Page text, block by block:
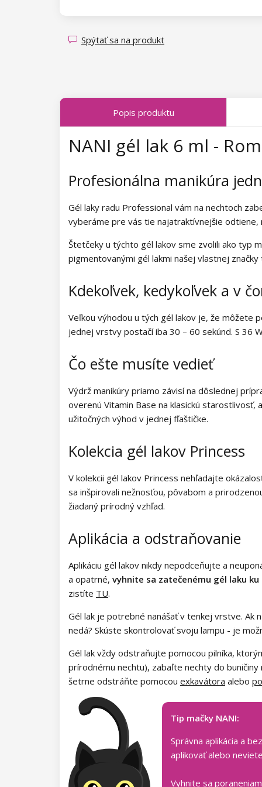
Kolekcia Pearl Glaze
Kolekcia Shiny Star
Kolekcia Wild West
Kolekcia Summer Daze
Kolekcia Barbie Girl
Kolekcia Easter Egg
Kolekcia Lovely Kiss
Kolekcia Old Passion
Kolekcia Rainbow Tones
Kolekcia Beach Party
Kolekcia Pure Elegance
Kolekcia Pastel Candy
Kolekcia New York City
Kolekcia Romantic Sunset
Kolekcia Ocean Drive
Kolekcia Pure Beauty
Kolekcia Cupcake
Kolekcia Time to Warm Up
Kolekcia Let It Snow!
Kolekcia Heartbeat
Spýtať sa na produkt
Popis produktu
NANI gél lak 6 ml -
Profesionálna manikúra
Gél laky radu Professional vám na nechtoch
vyberáme pre vás tie najatraktívnejšie odtiene,
Štetčeky u týchto gél lakov sme zvolili ako typ
pigmentovanými gél lakmi našej vlastnej
Kdekoľvek, kedykoľvek a v
Veľkou výhodou u tých gél lakov je, že môžete
jednej vrstvy postačí iba 30 – 60 sekúnd. S 36
Čo ešte musíte vedieť
Výdrž manikúry priamo závisí na dôslednej
overenú Vitamin Base na klasickú starostlivosť,
užitočných výhod v jednej fľaštičke.
Kolekcia gél lakov Princess
V kolekcii gél lakov Princess nehľadajte
sa inšpirovali nežnosťou, pôvabom a
žiadaný prírodný vzhľad.
Aplikácia a odstraňovanie
Aplikáciu gél lakov nikdy nepodceňujte a
a opatrné, vyhnite sa zatečenému gél laku
zistíte TU.
Gél lak je potrebné nanášať v tenkej vrstve. Ak
nedá? Skúste skontrolovať svoju lampu - je
Gél lak vždy odstraňujte pomocou pilníka,
prírodnému nechtu), zabaľte nechty do
šetrne odstráňte pomocou exkavátora alebo
Tip mačky NANI:
Správna aplikácia a
aplikovať alebo
Vyhnite sa